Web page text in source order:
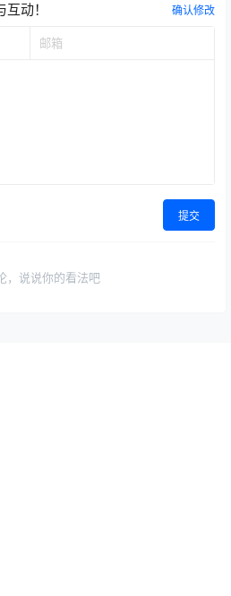
动！ 确认修改
提交
，说说你的看法吧